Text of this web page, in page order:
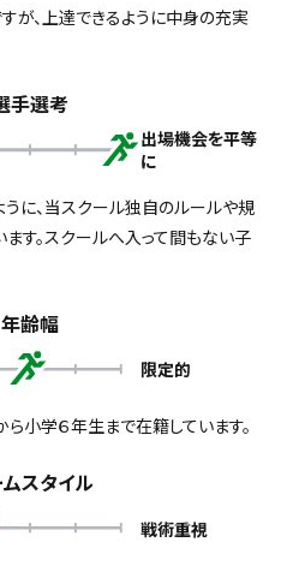
が、上達できるように中身の充実
手選考
出場機会を平等
に
に、当スクール独自のルールや規
す。スクールへ入って間もない子
年齢幅
限定的
ら小学６年生まで在籍しています。
スタイル
戦術重視